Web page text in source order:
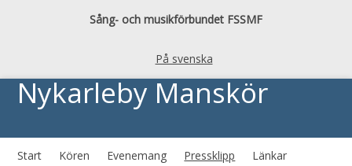
Sång- och musikförbundet FSSMF
På svenska
Nykarleby Manskör
Start Kören Evenemang Pressklipp Länkar